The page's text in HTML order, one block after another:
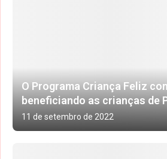
O Programa Criança Feliz
beneficiando as crianças de
11 de setembro de 2022